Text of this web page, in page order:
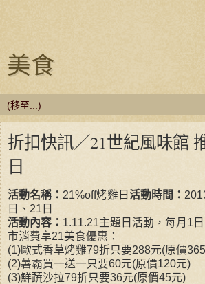
美食
折扣快訊／21世紀風味館
日
活動名稱： 21%off烤雞日 活動時間：
日、21日
活動內容： 1.11.21主題日活動，每月1
市消費享21美食優惠：
(1)歐式香草烤雞79折只要288元(原價
(2)薯霸買一送一只要60元(原價120元)
(3)鮮蔬沙拉79折只要36元(原價45元)